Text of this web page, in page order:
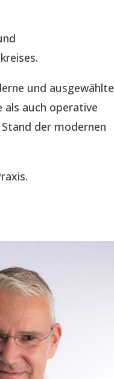
und ausgewählte
als auch operative
der modernen